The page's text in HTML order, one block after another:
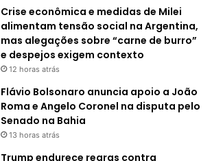
Crise econômica e medidas de Milei
alimentam tensão social na Argentina,
mas alegações sobre “carne de burro”
e despejos exigem contexto
12 horas atrás
Flávio Bolsonaro anuncia apoio a João
Roma e Angelo Coronel na disputa pelo
Senado na Bahia
13 horas atrás
Trump endurece regras contra